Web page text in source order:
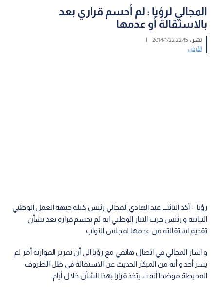
المجالي لرؤيا : لم أحسم قراري بعد
بالاستقالة أو عدمها
نشر :22:45 2014/1/22
|
الأردن
رؤيا - أكد النائب عبد الهادي المجالي رئيس كتلة جبهة العمل الوطني
النيابية و رئيس حزب التيار الوطني انه لم يحسم قراره بعد بشأن
تقديم استقالته من عدمها لمجلس النواب
و اشار المجالي في اتصال هاتفي مع رؤيا الى أن تمرير الموازنة أمر لم
يسر أحد و أنه من المبكر الحديث عن الاستقالة في ظل الظروف
المحيطة موضحا أنه سيتخذ قرارا بهذا الشأن خلال أيام